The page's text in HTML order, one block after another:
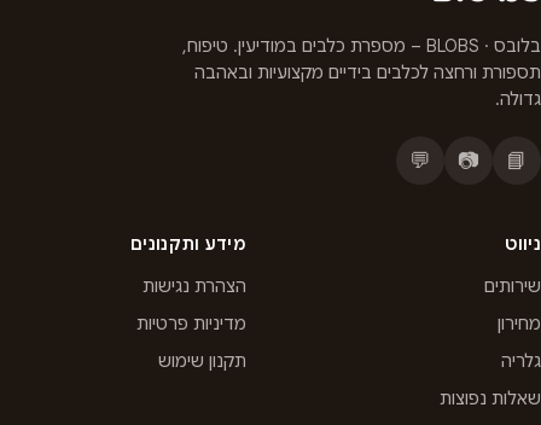
בלובס · BLOBS – מספרת כלבים במודיעין. טיפוח,
תספורת ורחצה לכלבים בידיים מקצועיות ובאהבה
גדולה.
📘
📷
💬
ניווט
שירותים
מחירון
גלריה
שאלות נפוצות
מידע ותקנונים
הצהרת נגישות
מדיניות פרטיות
תקנון שימוש